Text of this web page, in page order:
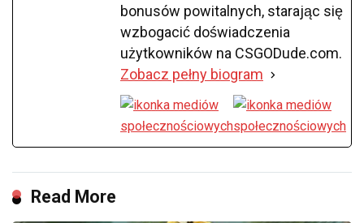
bonusów powitalnych, starając się
wzbogacić doświadczenia
użytkowników na CSGODude.com.
Zobacz pełny biogram
Read More